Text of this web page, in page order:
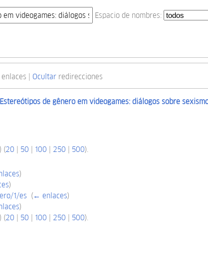
Espacio de nombres:
| Ocultarredirecciones
Estereótipos de gênero em videogames: diálogos sobre
(20 | 50 | 100 | 250 | 500).
)
)
1/es (← enlaces)
)
(20 | 50 | 100 | 250 | 500).